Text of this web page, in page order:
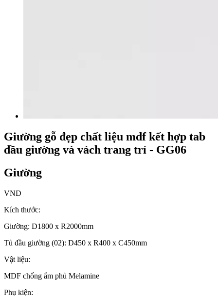
Giường gỗ đẹp chất liệu mdf kết hợp tab
đầu giường và vách trang trí - GG06
Giường
VND
Kích thước:
Giường: D1800 x R2000mm
Tủ đầu giường (02): D450 x R400 x C450mm
Vật liệu:
MDF chống ẩm phủ Melamine
Phụ kiện: